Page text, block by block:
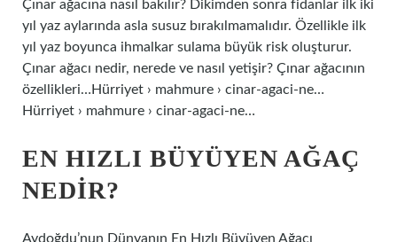
Çınar ağacına nasıl bakılır? Dikimden sonra fidanlar ilk iki
yıl yaz aylarında asla susuz bırakılmamalıdır. Özellikle ilk
yıl yaz boyunca ihmalkar sulama büyük risk oluşturur.
Çınar ağacı nedir, nerede ve nasıl yetişir? Çınar ağacının
özellikleri…Hürriyet › mahmure › cinar-agaci-ne…
Hürriyet › mahmure › cinar-agaci-ne…
EN HIZLI BÜYÜYEN AĞAÇ
NEDIR?
Aydoğdu’nun Dünyanın En Hızlı Büyüyen Ağacı